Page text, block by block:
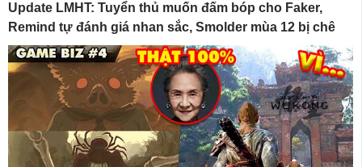
Update LMHT: Tuyển thủ muốn đấm bóp cho Faker,
Remind tự đánh giá nhan sắc, Smolder mùa 12 bị chê